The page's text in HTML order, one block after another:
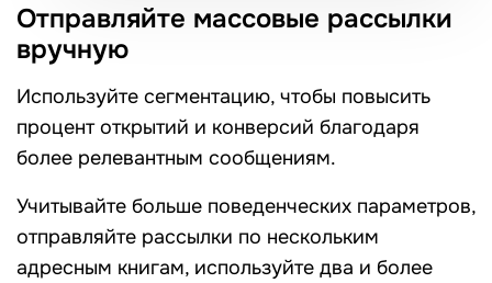
Отправляйте массовые рассылки
вручную
Используйте сегментацию, чтобы повысить
процент открытий и конверсий благодаря
более релевантным сообщениям.
Учитывайте больше поведенческих параметров,
отправляйте рассылки по нескольким
адресным книгам, используйте два и более